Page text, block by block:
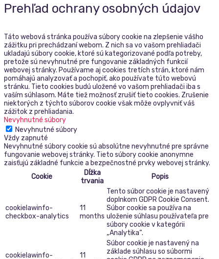
Prehľad ochrany osobných údajov
Táto webová stránka používa súbory cookie na zlepšenie vášho
zážitku pri prechádzaní webom. Z nich sa vo vašom prehliadači
ukladajú súbory cookie, ktoré sú kategorizované podľa potreby,
pretože sú nevyhnutné pre fungovanie základných funkcií
webovej stránky. Používame aj cookies tretích strán, ktoré nám
pomáhajú analyzovať a pochopiť, ako používate túto webovú
stránku. Tieto cookies budú uložené vo vašom prehliadači iba s
vaším súhlasom. Máte tiež možnosť zrušiť tieto cookies. Zrušenie
niektorých z týchto súborov cookie však môže ovplyvniť váš
zážitok z prehliadania.
Nevyhnutné súbory
Nevyhnutné súbory
Vždy zapnuté
Nevyhnutné súbory cookie sú absolútne nevyhnutné pre správne
fungovanie webovej stránky. Tieto súbory cookie anonymne
zaisťujú základné funkcie a bezpečnostné prvky webovej stránky.
Cookie
Dĺžka
trvania
Popis
cookielawinfo-
checkbox-analytics
11
months
Tento súbor cookie je nastavený
doplnkom GDPR Cookie Consent.
Súbor cookie sa používa na
uloženie súhlasu používateľa pre
súbory cookie v kategórii
„Analytika“.
cookielawinfo-
11
Súbor cookie je nastavený na
základe súhlasu so súbormi